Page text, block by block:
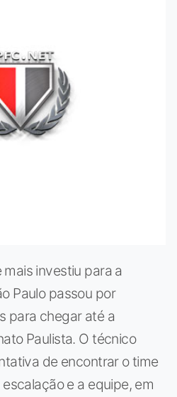
investiu para a
Paulo passou por
para chegar até a
Paulista. O técnico
de encontrar o time
e a equipe, em